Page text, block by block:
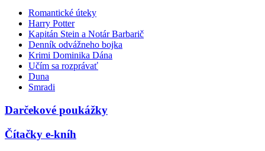
Romantické úteky
Harry Potter
Kapitán Stein a Notár Barbarič
Denník odvážneho bojka
Krimi Dominika Dána
Učím sa rozprávať
Duna
Smradi
Darčekové poukážky
Čítačky e-kníh